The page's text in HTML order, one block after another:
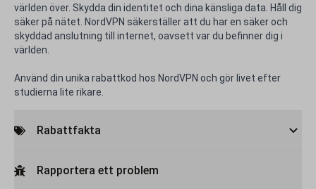
världen över. Skydda din identitet och dina känsliga data. Håll dig
säker på nätet. NordVPN säkerställer att du har en säker och
skyddad anslutning till internet, oavsett var du befinner dig i
världen.
Använd din unika rabattkod hos NordVPN och gör livet efter
studierna lite rikare.
Rabattfakta
Rapportera ett problem